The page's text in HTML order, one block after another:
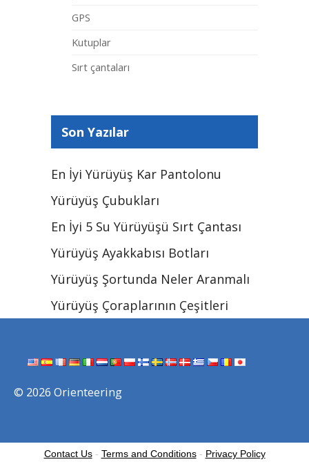
GPS
Kutuplar
Sırt çantaları
Son Yazılar
En İyi Yürüyüş Kar Pantolonu
Yürüyüş Çubukları
En İyi 5 Su Yürüyüşü Sırt Çantası
Yürüyüş Ayakkabısı Botları
Yürüyüş Şortunda Neler Aranmalı
Yürüyüş Çoraplarının Çeşitleri
© 2026 Orienteering
Contact Us- Terms and Conditions- Privacy Policy